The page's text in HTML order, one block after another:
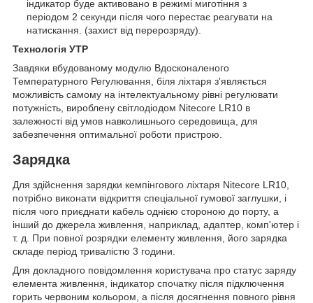
індикатор буде активовано в режимі миготіння з
періодом 2 секунди після чого перестає реагувати на
натискання. (захист від перерозряду).
Технологія УТР
Завдяки вбудованому модулю Вдосконаленого
Температурного Регулювання, біля ліхтаря з'являється
можливість самому на інтелектуальному рівні регулювати
потужність, вироблену світлодіодом Nitecore LR10 в
залежності від умов навколишнього середовища, для
забезпечення оптимальної роботи пристрою.
Зарядка
Для здійснення зарядки кемпінгового ліхтаря Nitecore LR10,
потрібно виконати відкриття спеціальної гумової заглушки, і
після чого приєднати кабель однією стороною до порту, а
інший до джерела живлення, наприклад, адаптер, комп'ютер і
т. д. При повної розрядки елементу живлення, його зарядка
складе період тривалістю 3 години.
Для докладного повідомлення користувача про статус заряду
елемента живлення, індикатор спочатку після підключення
горить червоним кольором, а після досягнення повного рівня